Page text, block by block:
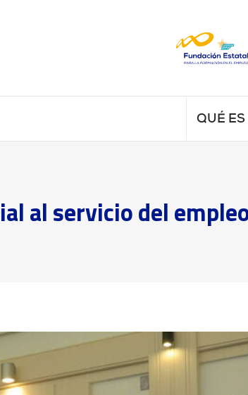
QUÉ ES
al servicio del